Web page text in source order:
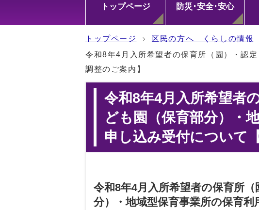
トップページ 防災･安全･安心
トップページ 区民の方へ くらしの情報
令和8年4月入所希望者の保育所（園）・認
調整のご案内】
令和8年4月入所希望者
ども園（保育部分）・
申し込み受付について
令和8年4月入所希望者の保育所
分）・地域型保育事業所の保育